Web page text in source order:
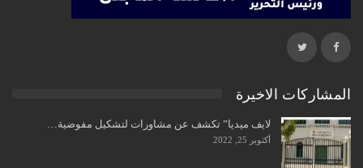
المشاركات الاخيرة
لايف ميديا” تكشف عن مشاورات لتشكيل مفوضية…
أكتوبر 25, 2022